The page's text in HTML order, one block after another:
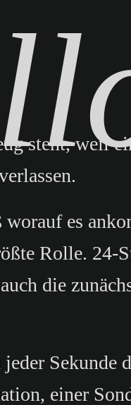
steht, weil
es
Rolle. 24-
die
Sekunde
einer